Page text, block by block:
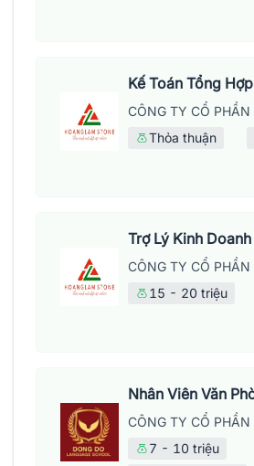
Kế Toán Tổng Hợp
Thỏa thuận
Trợ Lý Kinh Doanh
15 - 20 triệu
7 - 10 triệu